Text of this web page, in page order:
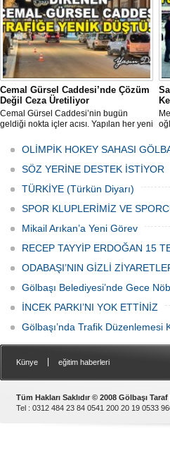
Cemal Gürsel Caddesi’nde Çözüm
Değil Ceza Üretiliyor
Cemal Gürsel Caddesi’nin bugün
geldiği nokta içler acısı. Yapılan her yeni
adeta başka bir noktaya taşıyor
OLİMPİK HOKEY SAHASI
SÖZ YERİNE DESTEK İSTİYOR
TÜRKİYE (Türkün Diyarı)
SPOR KLUPLERİMİZ VE
Mikail Arıkan’a Yeni Görev
RECEP TAYYİP ERDOĞAN 15
ODABAŞI’NIN GİZLİ
Gölbaşı Belediyesi’nde Gece
İNCEK PARKI’NI YOK ETTİNİZ
Gölbaşı’nda Trafik Düzenlemesi
Künye eğitim haberleri
Tüm Hakları Saklıdır © 2008 Gölbaşı Taraf
Tel : 0312 484 23 84 0541 200 20 19 0533